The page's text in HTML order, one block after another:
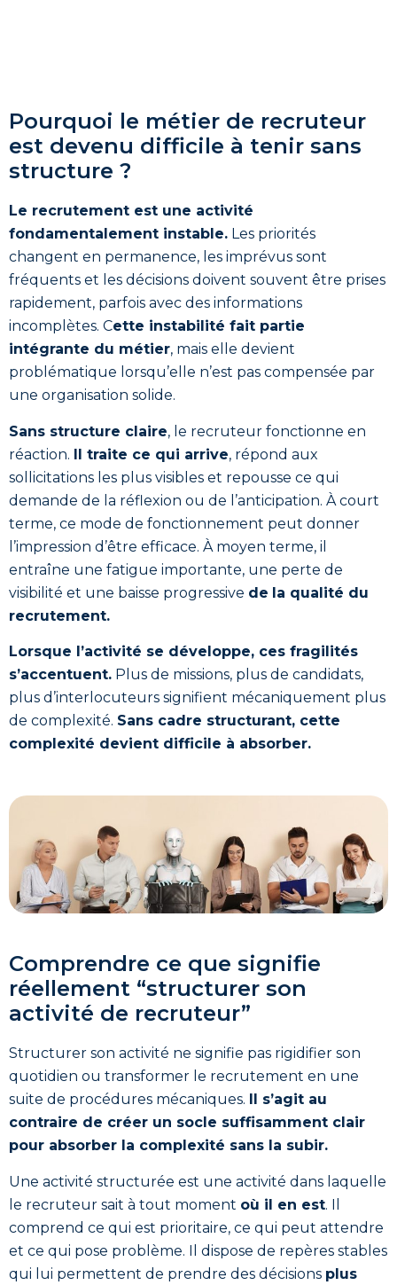
Pourquoi le métier de recruteur
est devenu difficile à tenir sans
structure ?
Le recrutement est une activité
fondamentalement instable. Les priorités
changent en permanence, les imprévus sont
fréquents et les décisions doivent souvent être prises
rapidement, parfois avec des informations
incomplètes. Cette instabilité fait partie
intégrante du métier, mais elle devient
problématique lorsqu’elle n’est pas compensée par
une organisation solide.
Sans structure claire, le recruteur fonctionne en
réaction. Il traite ce qui arrive, répond aux
sollicitations les plus visibles et repousse ce qui
demande de la réflexion ou de l’anticipation. À court
terme, ce mode de fonctionnement peut donner
l’impression d’être efficace. À moyen terme, il
entraîne une fatigue importante, une perte de
visibilité et une baisse progressive de la qualité du
recrutement.
Lorsque l’activité se développe, ces fragilités
s’accentuent. Plus de missions, plus de candidats,
plus d’interlocuteurs signifient mécaniquement plus
de complexité. Sans cadre structurant, cette
complexité devient difficile à absorber.
Comprendre ce que signifie
réellement “structurer son
activité de recruteur”
Structurer son activité ne signifie pas rigidifier son
quotidien ou transformer le recrutement en une
suite de procédures mécaniques. Il s’agit au
contraire de créer un socle suffisamment clair
pour absorber la complexité sans la subir.
Une activité structurée est une activité dans laquelle
le recruteur sait à tout moment où il en est. Il
comprend ce qui est prioritaire, ce qui peut attendre
et ce qui pose problème. Il dispose de repères stables
qui lui permettent de prendre des décisions plus